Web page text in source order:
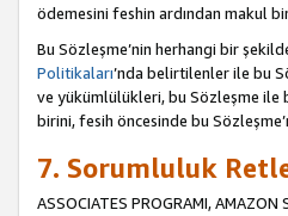
ödemesini feshin ardından makul
Bu Sözleşme’nin herhangi bir
Politikaları’nda belirtilenler ile bu
ve yükümlülükleri, bu Sözleşme ile
birini, fesih öncesinde bu
7. Sorumluluk
ASSOCIATES PROGRAMI, AMAZON